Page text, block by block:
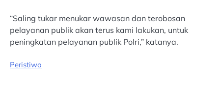
“Saling tukar menukar wawasan dan terobosan
pelayanan publik akan terus kami lakukan, untuk
peningkatan pelayanan publik Polri,” katanya.
Peristiwa